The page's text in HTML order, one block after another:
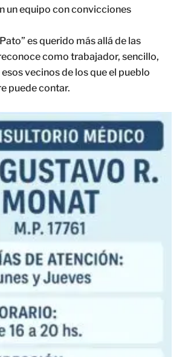
un equipo con convicciones
es querido más allá de las
como trabajador, sencillo,
vecinos de los que el pueblo
puede contar.